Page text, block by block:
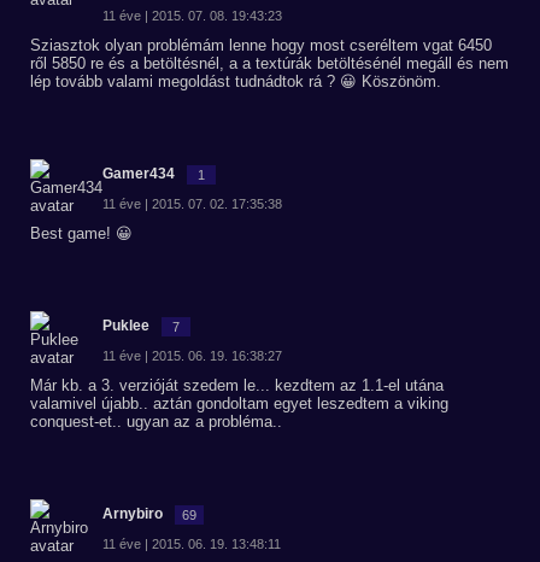
11 éve | 2015. 07. 08. 19:43:23
Sziasztok olyan problémám lenne hogy most cseréltem vgat 6450
ről 5850 re és a betöltésnél, a a textúrák betöltésénél megáll és nem
lép tovább valami megoldást tudnádtok rá ? 😀 Köszönöm.
Gamer434 1
11 éve | 2015. 07. 02. 17:35:38
Best game! 😀
Puklee 7
11 éve | 2015. 06. 19. 16:38:27
Már kb. a 3. verzióját szedem le... kezdtem az 1.1-el utána
valamivel újabb.. aztán gondoltam egyet leszedtem a viking
conquest-et.. ugyan az a probléma..
Arnybiro 69
11 éve | 2015. 06. 19. 13:48:11